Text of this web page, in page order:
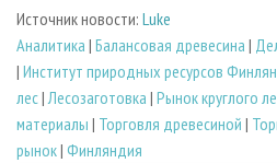
Источник новости: Luke
Аналитика | Балансовая древесина |
| Институт природных ресурсов
лес|Лесозаготовка | Рынок круглого
материалы | Торговля древесиной |
рынок| Финляндия